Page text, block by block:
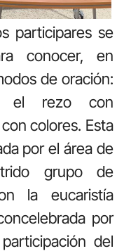
participares se
conocer, en
de oración:
el rezo con
colores. Esta
por el área de
grupo de
la eucaristía
por
del